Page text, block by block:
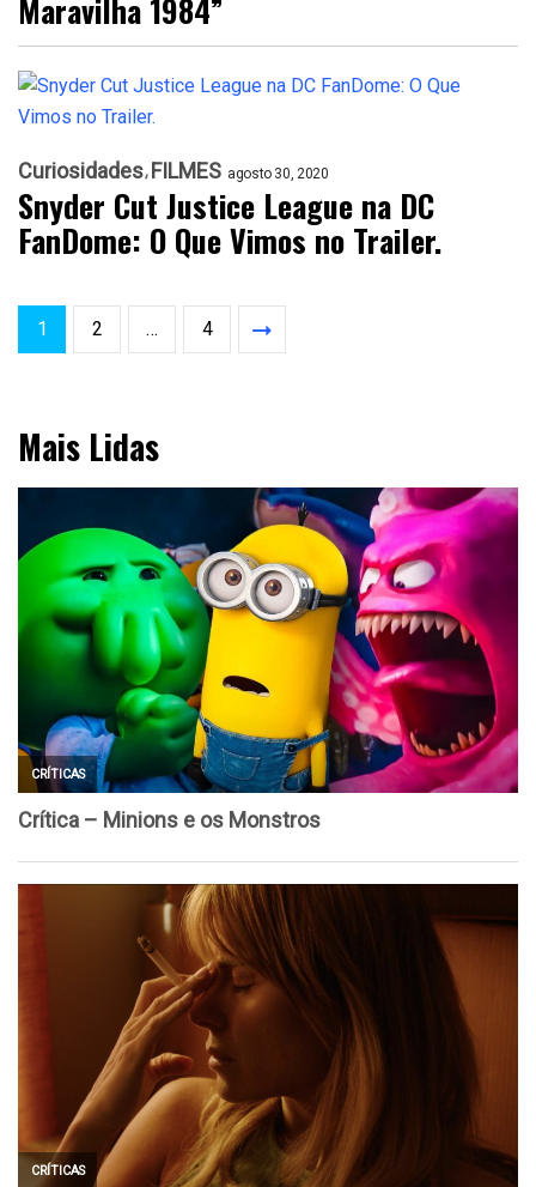
Maravilha 1984”
Curiosidades FILMES agosto 30, 2020
Snyder Cut Justice League na DC
FanDome: O Que Vimos no Trailer.
1 2 … 4
Mais Lidas